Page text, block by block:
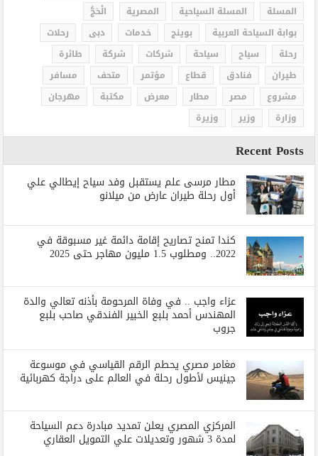
المسلة
المسلة السياحية المصرية
الْحَجُّ
بوابة السياحة العربية
بوينج خدمات دبى
رحلات
رحلة
سياح سياحة شركات شركة
طائرة
طيران
فنادق قطاع مؤتمر متحف
مسافر
مشروع
مصر مطار معرض مكتبة
مهرجان
وزارة
وزير وزيرة
Recent Posts
مطار مرسى علم يستقبل وفد سياح إيطالي علي
أول رحلة طيران عارض من ميلانو
كندا تمنح تصاريح إقامة دائمة غير مسبوقة في
2022.. ومطلوب 1.5 مليون مهاجر حتى 2025
عزاء واجب .. في وفاة المرحومة بأذنه تعالي والدة
المهندس أحمد بلبع الخبير الفندقي صاحب بلبع
جروب
مغامر مصري يحطم الرقم القياسي في موسوعة
جينيس لأطول رحلة في العالم على دراجة كهربائية
المركزي المصري يعلن تمديد مبادرة دعم السياحة
لمدة 3 شهور وتعديلات علي التمويل العقاري